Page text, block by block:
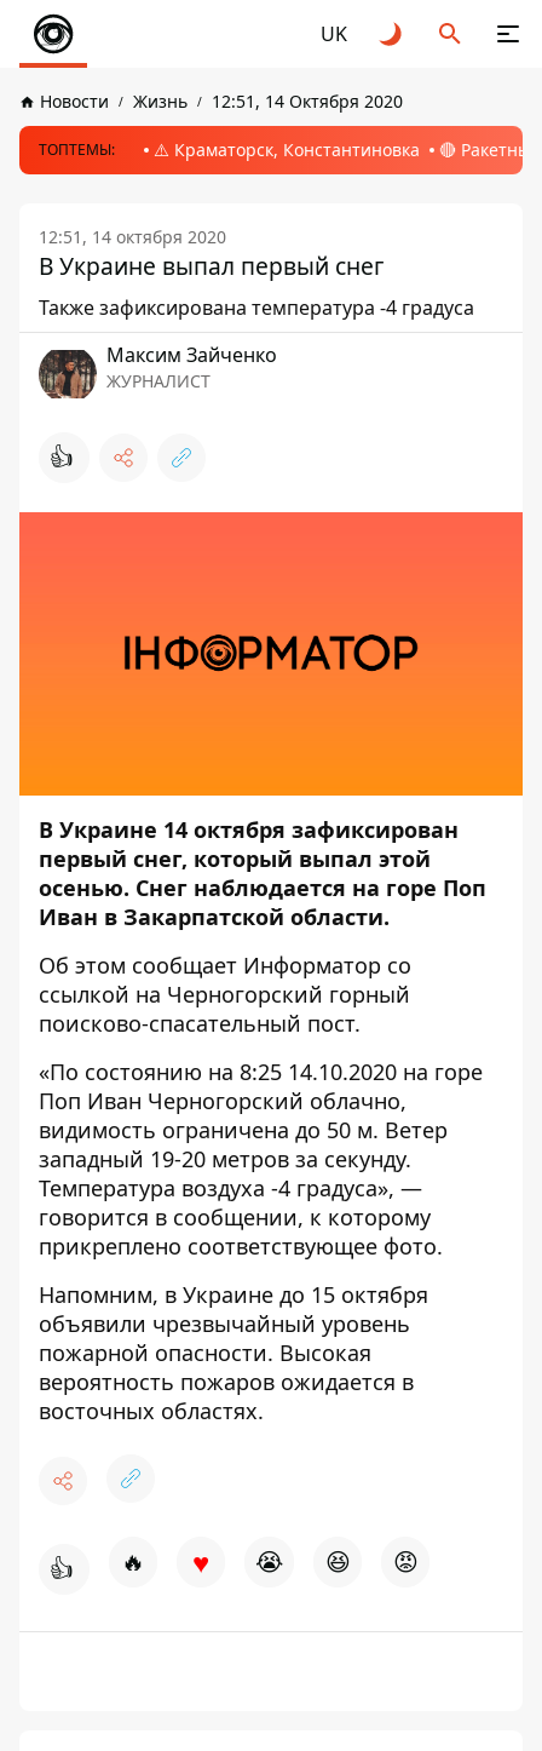
UK
Новости Жизнь 12:51, 14 Октября 2020
ТОПТЕМЫ: ⚠️ Краматорск, Константиновка 🔴
12:51, 14 октября 2020
В Украине выпал первый снег
Также зафиксирована температура -4 градуса
Максим Зайченко
ЖУРНАЛИСТ
👍
В Украине 14 октября зафиксирован
первый снег, который выпал этой
осенью. Снег наблюдается на горе Поп
Иван в Закарпатской области.
Об этом сообщает Информатор со
ссылкой на Черногорский горный
поисково-спасательный пост.
«По состоянию на 8:25 14.10.2020 на горе
Поп Иван Черногорский облачно,
видимость ограничена до 50 м. Ветер
западный 19-20 метров за секунду.
Температура воздуха -4 градуса», —
говорится в сообщении, к которому
прикреплено соответствующее фото.
Напомним, в Украине до 15 октября
объявили чрезвычайный уровень
пожарной опасности. Высокая
вероятность пожаров ожидается в
восточных областях.
👍 🔥 ♥ 😭 😆 😡